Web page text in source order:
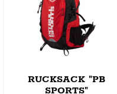
RUCKSACK "PB
SPORTS"